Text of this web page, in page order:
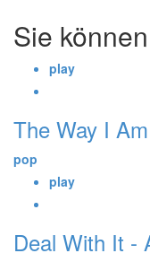
Sie
play
The Way I
pop
play
Deal With It -